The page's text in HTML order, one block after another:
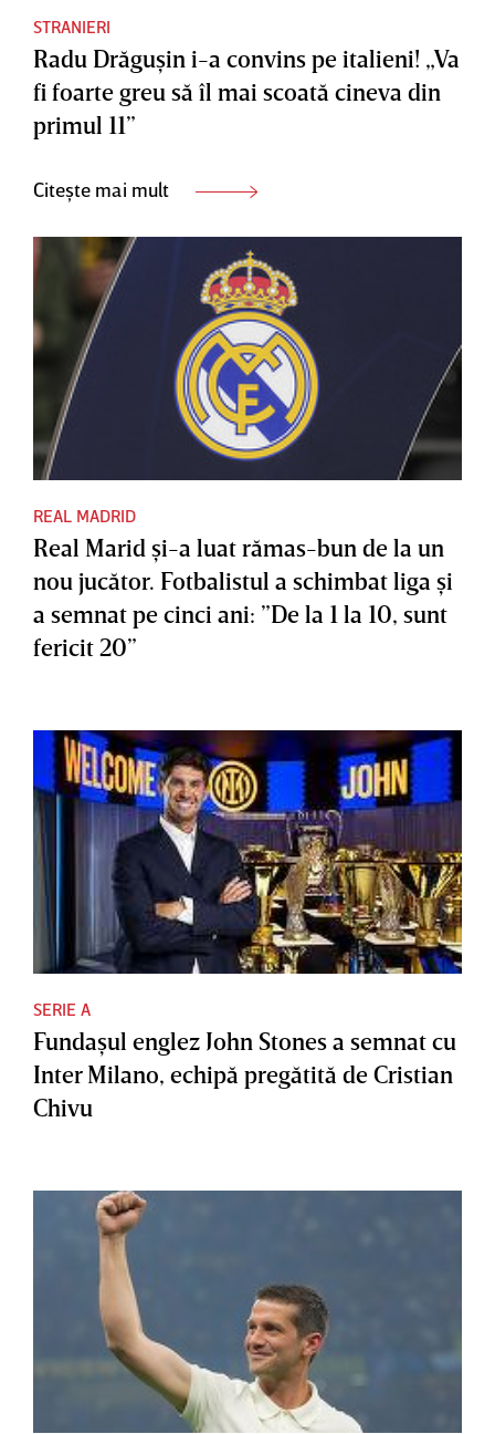
STRANIERI
Radu Drăguşin i-a convins pe italieni! „Va
fi foarte greu să îl mai scoată cineva din
primul 11”
Citește mai mult
REAL MADRID
Real Marid şi-a luat rămas-bun de la un
nou jucător. Fotbalistul a schimbat liga şi
a semnat pe cinci ani: ”De la 1 la 10, sunt
fericit 20”
SERIE A
Fundaşul englez John Stones a semnat cu
Inter Milano, echipă pregătită de Cristian
Chivu